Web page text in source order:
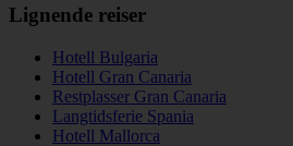
Lignende reiser
Hotell Bulgaria
Hotell Gran Canaria
Restplasser Gran Canaria
Langtidsferie Spania
Hotell Mallorca